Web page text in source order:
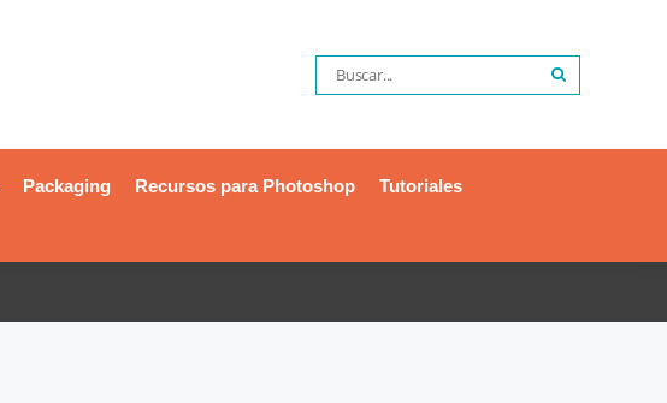
Packaging Recursos para Photoshop
Tutoriales